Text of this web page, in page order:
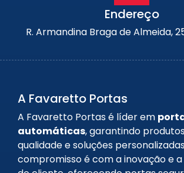
Endereço
R. Armandina Braga de Almeida,
A Favaretto Portas
A Favaretto Portas é líder em
automáticas, garantindo
qualidade e soluções
compromisso é com a inovação e